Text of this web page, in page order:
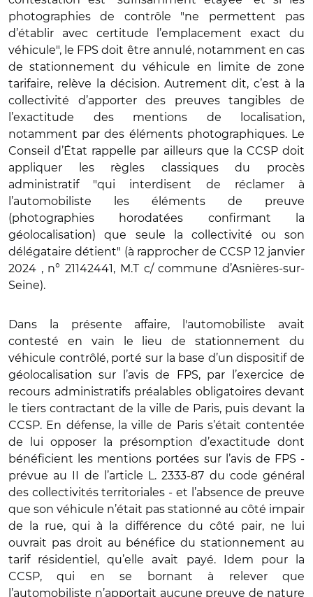
photographies de contrôle "ne permettent pas
d’établir avec certitude l’emplacement exact du
véhicule", le FPS doit être annulé, notamment en cas
de stationnement du véhicule en limite de zone
tarifaire, relève la décision. Autrement dit, c’est à la
collectivité d’apporter des preuves tangibles de
l’exactitude des mentions de localisation,
notamment par des éléments photographiques. Le
Conseil d’État rappelle par ailleurs que la CCSP doit
appliquer les règles classiques du procès
administratif "qui interdisent de réclamer à
l’automobiliste les éléments de preuve
(photographies horodatées confirmant la
géolocalisation) que seule la collectivité ou son
délégataire détient" (à rapprocher de CCSP 12 janvier
2024 , n° 21142441, M.T c/ commune d’Asnières-sur-
Seine).
Dans la présente affaire, l'automobiliste avait
contesté en vain le lieu de stationnement du
véhicule contrôlé, porté sur la base d’un dispositif de
géolocalisation sur l’avis de FPS, par l’exercice de
recours administratifs préalables obligatoires devant
le tiers contractant de la ville de Paris, puis devant la
CCSP. En défense, la ville de Paris s’était contentée
de lui opposer la présomption d’exactitude dont
bénéficient les mentions portées sur l’avis de FPS -
prévue au II de l’article L. 2333-87 du code général
des collectivités territoriales - et l’absence de preuve
que son véhicule n’était pas stationné au côté impair
de la rue, qui à la différence du côté pair, ne lui
ouvrait pas droit au bénéfice du stationnement au
tarif résidentiel, qu’elle avait payé. Idem pour la
CCSP, qui en se bornant à relever que
l’automobiliste n’apportait aucune preuve de nature